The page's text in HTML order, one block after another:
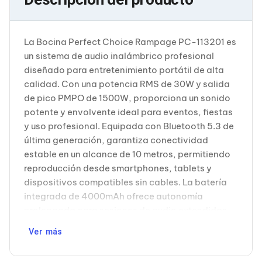
Cableado Estructurado para Servidores
Enfriamiento para Servidores
Soportes y Paneles
Sistemas Operativos para Servidores
Servidores
Soportes de Datos
Ultrium
Discos Duros / SSD / NAS
Accesorios para Discos Duros
Gabinetes de Discos Duros
Discos Duros Externos
Discos Duros para NAS
Discos Duros para Videovigilancia
Discos Duros para Servidores
Accesorios para SSD
Gabinetes para SSD
Discos Duros Internos para PC
Discos Duros Internos para Laptop
Monitores
La Bocina Perfect Choice Rampage PC-113201 es
un sistema de audio inalámbrico profesional
diseñado para entretenimiento portátil de alta
calidad. Con una potencia RMS de 30W y salida
de pico PMPO de 1500W, proporciona un sonido
potente y envolvente ideal para eventos, fiestas
y uso profesional. Equipada con Bluetooth 5.3 de
última generación, garantiza conectividad
estable en un alcance de 10 metros, permitiendo
reproducción desde smartphones, tablets y
dispositivos compatibles sin cables. La batería
integrada de 4000mAh ofrece autonomía
facilita la recarga conveniente. Su clasificación
Ver más